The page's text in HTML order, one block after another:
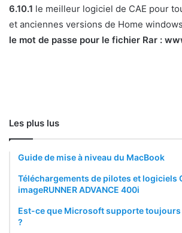
6.10.1 le meilleur logiciel de CAE pour
et anciennes versions de Home
le mot de passe pour le fichier Rar :
Les plus lus
Guide de mise à niveau du MacBook
Téléchargements de pilotes et logiciels
imageRUNNER ADVANCE 400i
Est-ce que Microsoft supporte toujours
?